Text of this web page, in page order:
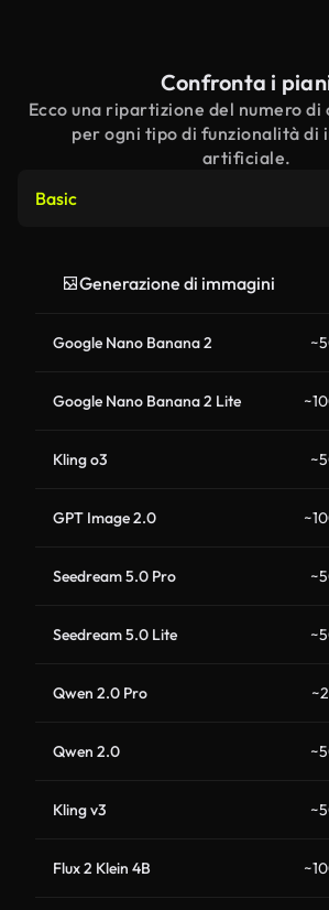
Confronta i
Ecco una ripartizione del numero
per ogni tipo di funzionalità di
artificiale.
Basic
Generazione di immagini
Google Nano Banana 2
Google Nano Banana 2 Lite
Kling o3
GPT Image 2.0
Seedream 5.0 Pro
Seedream 5.0 Lite
Qwen 2.0 Pro
Qwen 2.0
Kling v3
Flux 2 Klein 4B